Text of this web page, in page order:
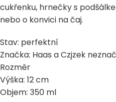
cukřenku, hrnečky s
nebo o konvici na čaj.
Stav: perfektní
Značka: Haas a Czjzek
Rozměr
Výška: 12 cm
Objem: 350 ml